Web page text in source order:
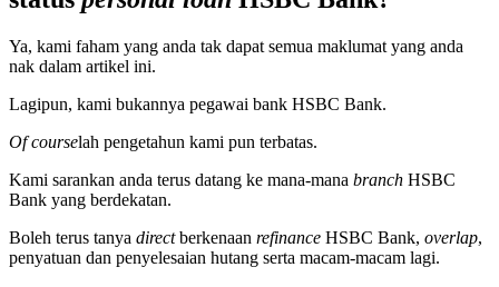
Ya, kami faham yang anda tak dapat semua maklumat yang anda
nak dalam artikel ini.
Lagipun, kami bukannya pegawai bank HSBC Bank.
Of courselah pengetahun kami pun terbatas.
Kami sarankan anda terus datang ke mana-mana branch HSBC
Bank yang berdekatan.
Boleh terus tanya directberkenaan refinance HSBC Bank, overlap,
penyatuan dan penyelesaian hutang serta macam-macam lagi.